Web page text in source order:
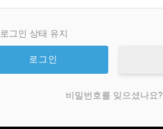
로그인 상태 유지
비밀번호를 잊으셨나요?